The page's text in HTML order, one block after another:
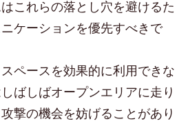
これらの落とし穴を避けるた
ケーションを優先すべきで
ペースを効果的に利用できな
ばしばオープンエリアに走り
撃の機会を妨げることがあり